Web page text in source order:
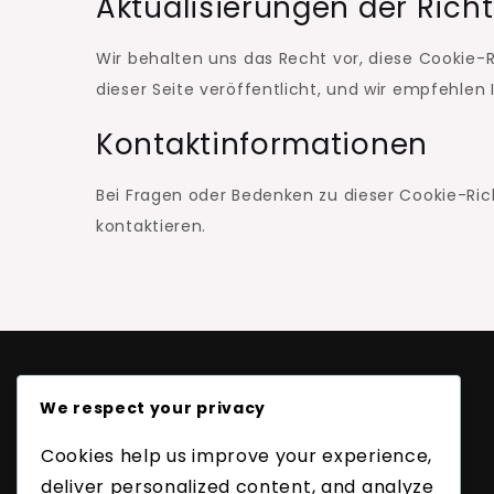
Wir behalten uns das Recht vor, diese
dieser Seite veröffentlicht, und wir empfehlen
Kontaktinformationen
Bei Fragen oder Bedenken zu dieser Cookie-
kontaktieren.
Rechtliches
Erreichen Sie uns
We respect your privacy
Cookies help us improve your experience,
deliver personalized content, and analyze